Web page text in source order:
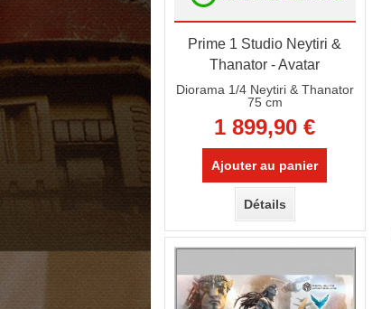
Prime 1 Studio Neytiri &
Thanator - Avatar
Diorama 1/4 Neytiri & Thanator
75 cm
1 899,90 €
Ajouter au panier
Détails